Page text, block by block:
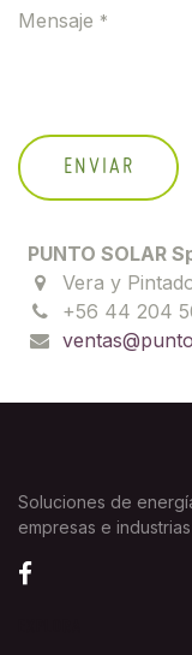
Mensaje *
ENVIAR
PUNTO SOLAR
Vera y
+56 44 204
Soluciones de
empresas e